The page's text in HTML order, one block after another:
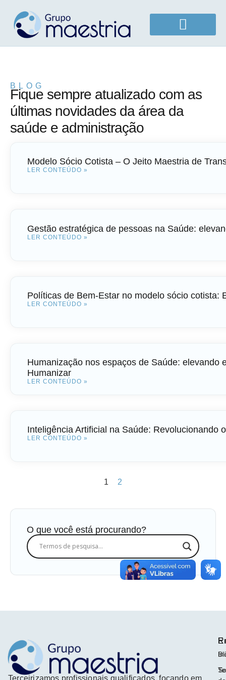
BLOG
Fique sempre atualizado com as
últimas novidades da área da
saúde e administração
Modelo Sócio Cotista – O Jeito Maestria de
LER CONTEÚDO »
Gestão estratégica de pessoas na Saúde:
LER CONTEÚDO »
Políticas de Bem-Estar no modelo sócio cotista:
LER CONTEÚDO »
Humanização nos espaços de Saúde: elevando
Humanizar
LER CONTEÚDO »
Inteligência Artificial na Saúde: Revolucionando
LER CONTEÚDO »
1 2
O que você está procurando?
Terceirizamos profissionais qualificados, focando em